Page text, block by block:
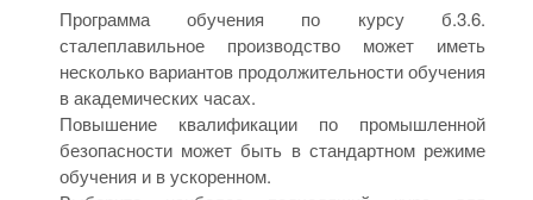
Программа обучения по курсу б.3.6.
сталеплавильное производство может иметь
несколько вариантов продолжительности обучения
в академических часах.
Повышение квалификации по промышленной
безопасности может быть в стандартном режиме
обучения и в ускоренном.